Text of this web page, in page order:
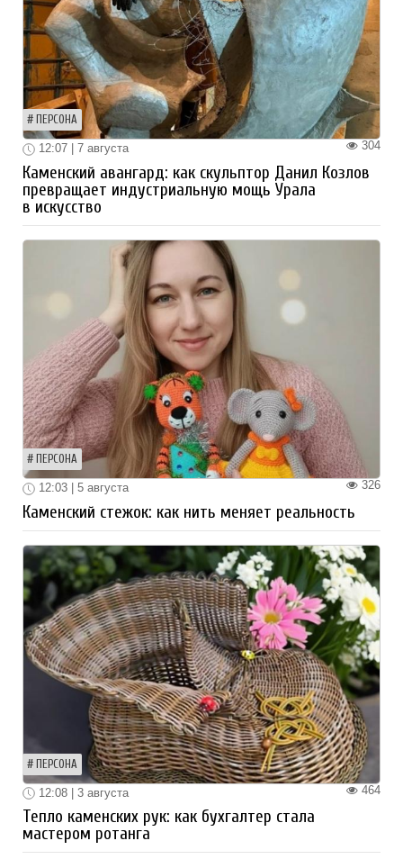
ПЕРСОНА
304
12:07 | 7 августа
Каменский авангард: как скульптор Данил Козлов
превращает индустриальную мощь Урала
в искусство
ПЕРСОНА
326
12:03 | 5 августа
Каменский стежок: как нить меняет реальность
ПЕРСОНА
464
12:08 | 3 августа
Тепло каменских рук: как бухгалтер стала
мастером ротанга